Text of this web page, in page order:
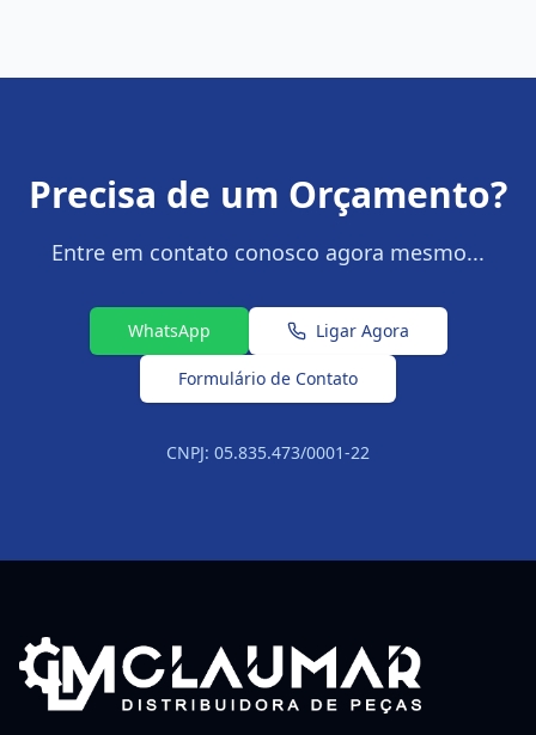
Precisa de um Orçamento?
Entre em contato conosco agora mesmo...
WhatsApp Ligar Agora
Formulário de Contato
CNPJ: 05.835.473/0001-22